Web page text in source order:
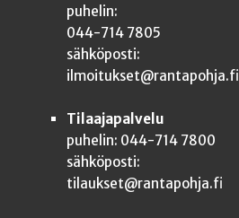
puhelin:
044-714 7805
sähköposti:
ilmoitukset@rantapohja.fi
Tilaajapalvelu
puhelin: 044-714 7800
sähköposti:
tilaukset@rantapohja.fi